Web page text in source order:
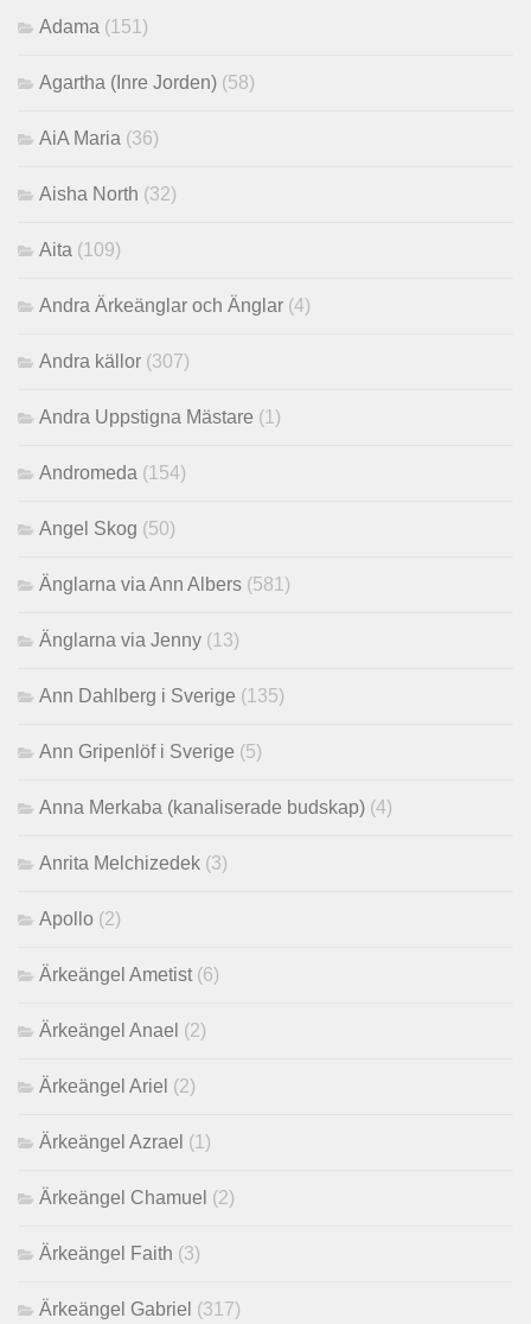
Adama (151)
Agartha (Inre Jorden) (58)
AiA Maria (36)
Aisha North (32)
Aita (109)
Andra Ärkeänglar och Änglar (4)
Andra källor (307)
Andra Uppstigna Mästare (1)
Andromeda (154)
Angel Skog (50)
Änglarna via Ann Albers (581)
Änglarna via Jenny (13)
Ann Dahlberg i Sverige (135)
Ann Gripenlöf i Sverige (5)
Anna Merkaba (kanaliserade budskap) (4)
Anrita Melchizedek (3)
Apollo (2)
Ärkeängel Ametist (6)
Ärkeängel Anael (2)
Ärkeängel Ariel (2)
Ärkeängel Azrael (1)
Ärkeängel Chamuel (2)
Ärkeängel Faith (3)
Ärkeängel Gabriel (317)